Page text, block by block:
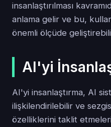
insanlaştırılması
anlama gelir ve bu,
önemli ölçüde
AI'yi
AI'yi insanlaştırma, AI
ilişkilendirilebilir ve
özelliklerini taklit